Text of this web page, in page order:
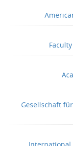
Gesellschaft